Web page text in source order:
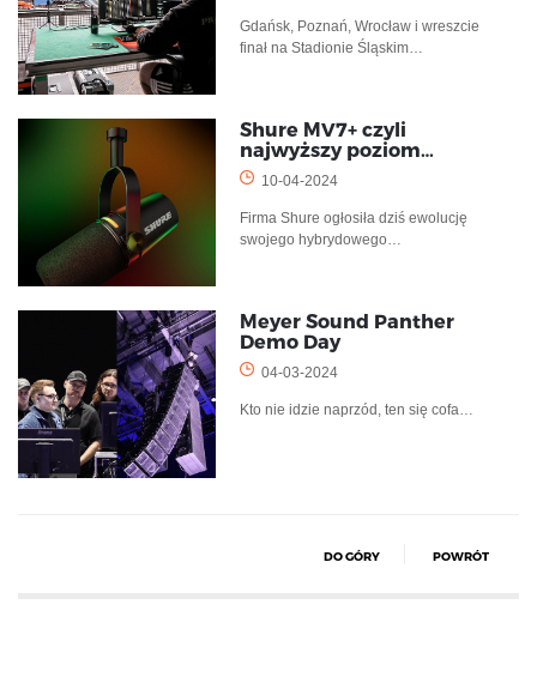
Gdańsk, Poznań, Wrocław i wreszcie
finał na Stadionie Śląskim…
Shure MV7+ czyli
najwyższy poziom…
10-04-2024
Firma Shure ogłosiła dziś ewolucję
swojego hybrydowego…
Meyer Sound Panther
Demo Day
04-03-2024
Kto nie idzie naprzód, ten się cofa…
DO GÓRY POWRÓT